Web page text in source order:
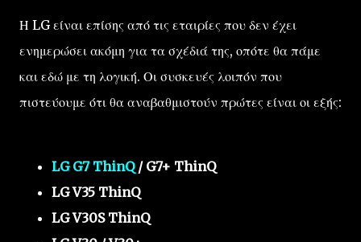
Η LG είναι επίσης από τις εταιρίες που δεν έχει
ενημερώσει ακόμη για τα σχέδιά της, οπότε θα πάμε
και εδώ με τη λογική. Οι συσκευές λοιπόν που
πιστεύουμε ότι θα αναβαθμιστούν πρώτες είναι οι εξής:
LG G7 ThinQ/ G7+ ThinQ
LG V35 ThinQ
LG V30S ThinQ